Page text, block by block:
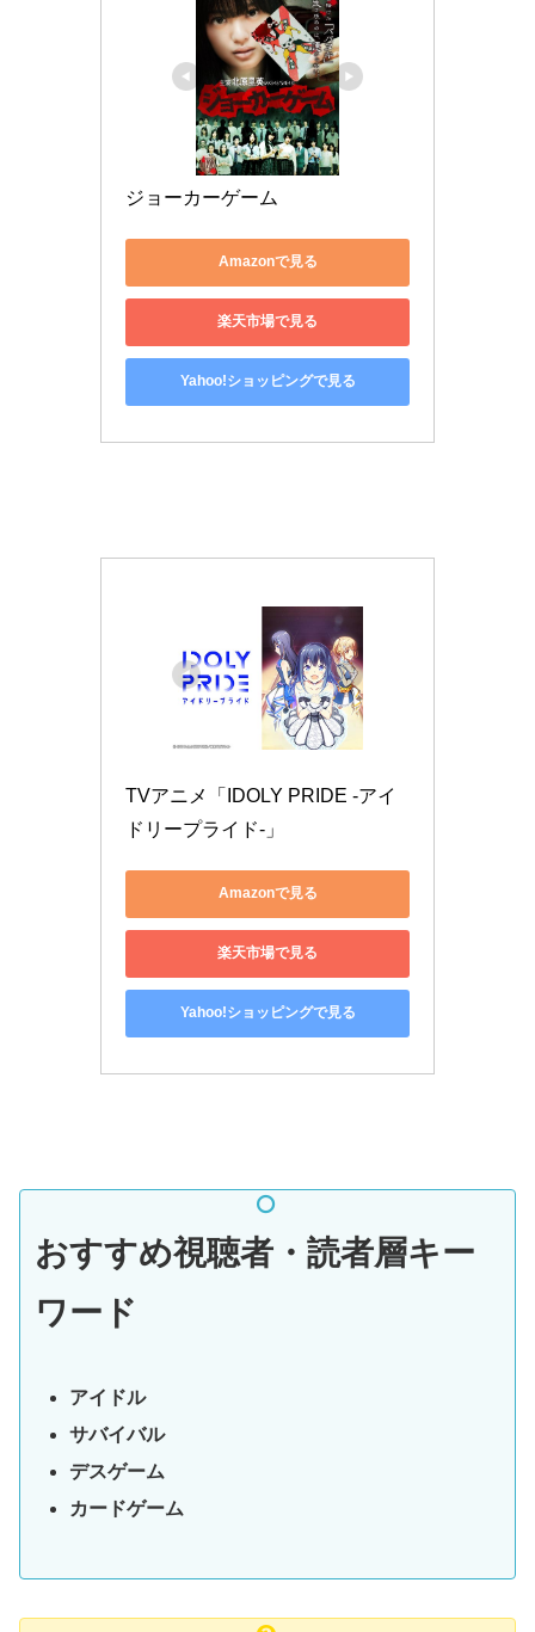
ジョーカーゲーム
Amazonで見る
楽天市場で見る
Yahoo!ショッピングで見る
TVアニメ「IDOLY PRIDE -アイ
ドリープライド-」
Amazonで見る
楽天市場で見る
Yahoo!ショッピングで見る
おすすめ視聴者・読者層キー
ワード
アイドル
サバイバル
デスゲーム
カードゲーム